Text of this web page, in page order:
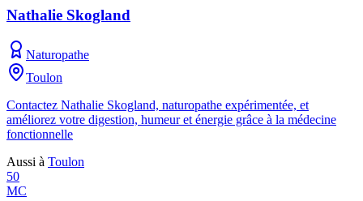
Nathalie Skogland
Naturopathe
Toulon
Contactez Nathalie Skogland, naturopathe expérimentée, et
améliorez votre digestion, humeur et énergie grâce à la médecine
fonctionnelle
Aussi à Toulon
50
MC